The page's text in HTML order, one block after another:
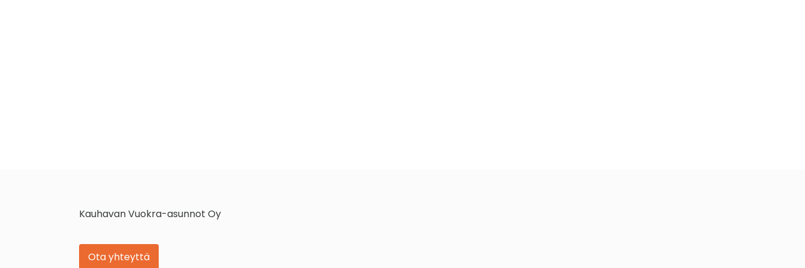
Kauhavan Vuokra-asunnot Oy
Ota yhteyttä